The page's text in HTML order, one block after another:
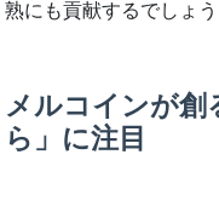
熟にも貢献するでしょう
メルコインが創
ら」に注目